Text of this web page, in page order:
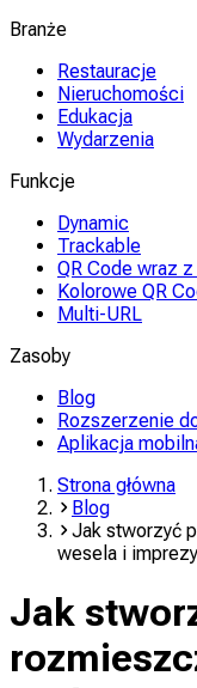
Branże
Restauracje
Nieruchomości
Edukacja
Wydarzenia
Funkcje
Dynamic
Trackable
QR Code wraz
Kolorowe QR
Multi-URL
Zasoby
Blog
Rozszerzenie
Aplikacja
Strona główna
Blog
Jak stworzyć
wesela i imprezy
Jak